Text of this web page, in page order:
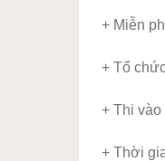
+ Miễn
+ Tổ
+ Thi vào
+ Thời